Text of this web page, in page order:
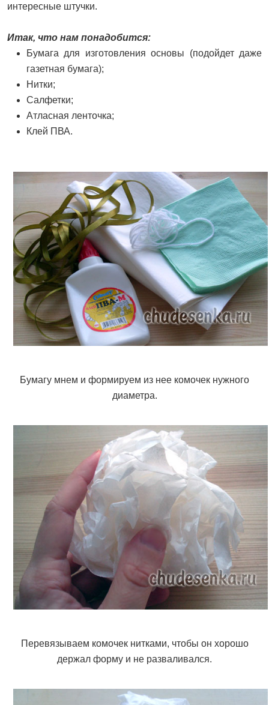
интересные штучки.
Итак, что нам понадобится:
Бумага для изготовления основы (подойдет даже
газетная бумага);
Нитки;
Салфетки;
Атласная ленточка;
Клей ПВА.
Бумагу мнем и формируем из нее комочек нужного
диаметра.
Перевязываем комочек нитками, чтобы он хорошо
держал форму и не разваливался.